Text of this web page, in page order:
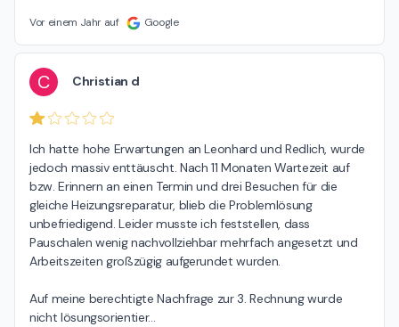
Vor einem Jahr auf Google
C Christian d
Ich hatte hohe Erwartungen an Leonhard und Redlich, wurde
jedoch massiv enttäuscht. Nach 11 Monaten Wartezeit auf
bzw. Erinnern an einen Termin und drei Besuchen für die
gleiche Heizungsreparatur, blieb die Problemlösung
unbefriedigend. Leider musste ich feststellen, dass
Pauschalen wenig nachvollziehbar mehrfach angesetzt und
Arbeitszeiten großzügig aufgerundet wurden.
Auf meine berechtigte Nachfrage zur 3. Rechnung wurde
nicht lösungsorientier…